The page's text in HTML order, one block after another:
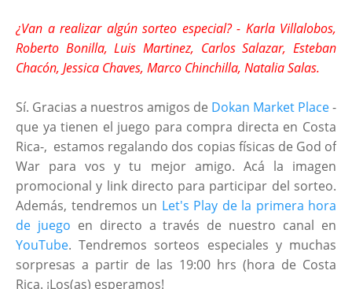
¿Van a realizar algún sorteo especial? - Karla Villalobos,
Roberto Bonilla, Luis Martinez, Carlos Salazar, Esteban
Chacón, Jessica Chaves, Marco Chinchilla, Natalia Salas.
Sí. Gracias a nuestros amigos de Dokan Market Place-
que ya tienen el juego para compra directa en Costa
Rica-, estamos regalando dos copias físicas de God of
War para vos y tu mejor amigo. Acá la imagen
promocional y link directo para participar del sorteo.
Además, tendremos un Let's Play de la primera hora
de juego en directo a través de nuestro canal en
YouTube. Tendremos sorteos especiales y muchas
sorpresas a partir de las 19:00 hrs (hora de Costa
Rica. ¡Los(as) esperamos!